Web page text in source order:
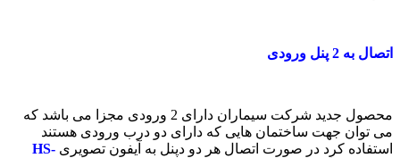
اتصال به 2 پنل ورودی
محصول جدید شرکت سیماران دارای 2 ورودی مجزا می باشد که
می توان جهت ساختمان هایی که دارای دو درب ورودی هستند
استفاده کرد در صورت اتصال هر دو دپنل به آیفون تصویری HS-